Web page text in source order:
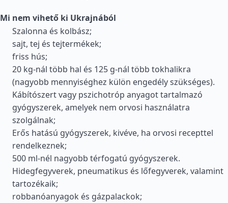
Mi nem vihető ki Ukrajnából
Szalonna és kolbász;
sajt, tej és tejtermékek;
friss hús;
20 kg-nál több hal és 125 g-nál több tokhalikra
(nagyobb mennyiséghez külön engedély szükséges).
Kábítószert vagy pszichotróp anyagot tartalmazó
gyógyszerek, amelyek nem orvosi használatra
szolgálnak;
Erős hatású gyógyszerek, kivéve, ha orvosi recepttel
rendelkeznek;
500 ml-nél nagyobb térfogatú gyógyszerek.
Hidegfegyverek, pneumatikus és lőfegyverek, valamint
tartozékaik;
robbanóanyagok és gázpalackok;